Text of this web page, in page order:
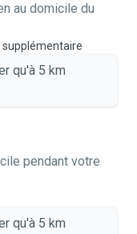
au domicile du
qu'à 5 km
pendant votre
qu'à 5 km